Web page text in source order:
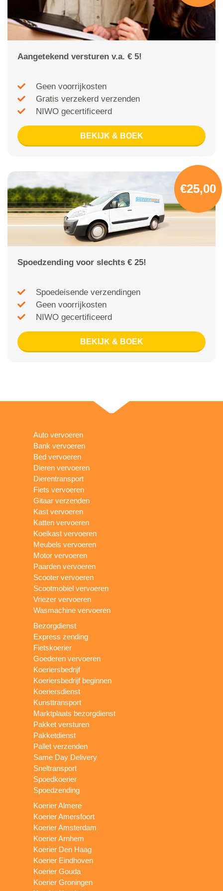
Aangetekend versturen v.a. € 5!
Geen voorrijkosten
Gratis verzekerd verzenden
NIWO gecertificeerd
BEKIJK & BOEK
€25,00
Spoedzending voor slechts € 25!
Spoedeisende verzendingen
Geen voorrijkosten
NIWO gecertificeerd
BEKIJK & BOEK
Auto vervoeren
Bank vervoeren
Bed vervoeren
Dieren vervoeren
Dierentransport
Fiets vervoeren
Gitaar verzenden
Kast vervoeren
Katten vervoeren
Koelkast vervoeren
Meubels vervoeren
Motor vervoeren
Paarden vervoeren
Scooter vervoeren
Scootmobiel vervoeren
Vriezer vervoeren
Wasmachine vervoeren
Bezorgdienst
Express zending
Fietskoerier
Goederen vervoeren
Koeriersbedrijf
Koeriersbedrijf beginnen
Koeriersdienst
Kunsttransport
Marktplaats bezorgdienst
Pakket versturen
Pakketdienst
Pallet verzenden
Same Day Delivery
Sneltransport
Spoedkoerier
Spoedzending
Koerier Almere
Koerier Amersfoort
Koerier Amsterdam
Koerier Arnhem
Koerier Den Haag
Koerier Eindhoven
Koerier Gouda
Koerier Groningen